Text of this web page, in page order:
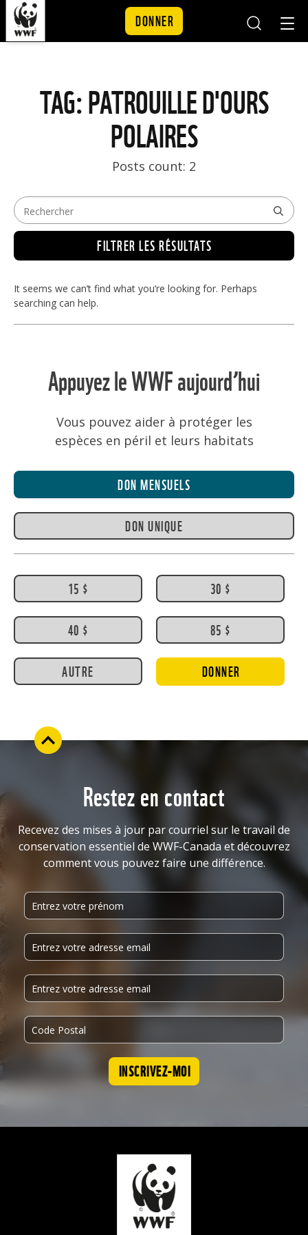
DONNER
TAG: PATROUILLE D'OURS
POLAIRES
Posts count: 2
FILTRER LES RÉSULTATS
It seems we can’t find what you’re looking for. Perhaps
searching can help.
Appuyez le WWF aujourd’hui
Vous pouvez aider à protéger les
espèces en péril et leurs habitats
DON MENSUELS
DON UNIQUE
15 $ 30 $
40 $ 85 $
AUTRE DONNER
Restez en contact
Recevez des mises à jour par courriel sur le travail de
conservation essentiel de WWF-Canada et découvrez
comment vous pouvez faire une différence.
INSCRIVEZ-MOI